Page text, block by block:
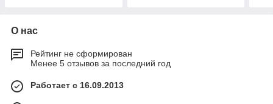
О нас
Рейтинг не сформирован
Менее 5 отзывов за последний год
Работает с 16.09.2013